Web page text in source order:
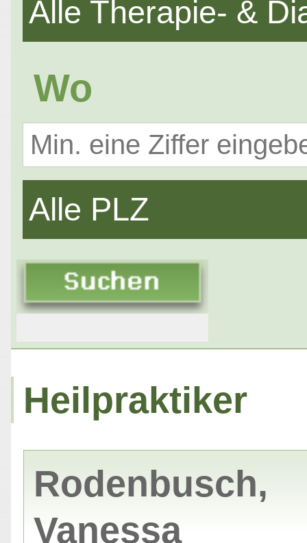
Alle Therapie- &
Wo
Alle PLZ
Heilpraktiker
Rodenbusch,
Vanessa